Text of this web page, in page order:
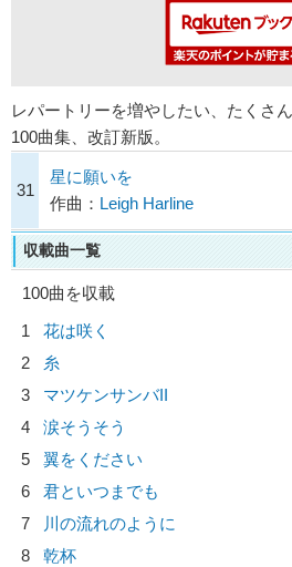
レパートリーを増やしたい、たくさ
100曲集、改訂新版。
31
星に願いを
作曲： Leigh Harline
収載曲一覧
100曲を収載
1
花は咲く
2
糸
3
マツケンサンバII
4
涙そうそう
5
翼をください
6
君といつまでも
7
川の流れのように
8
乾杯